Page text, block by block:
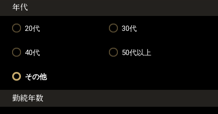
年代
20代 30代
40代 50代以上
その他
勤続年数